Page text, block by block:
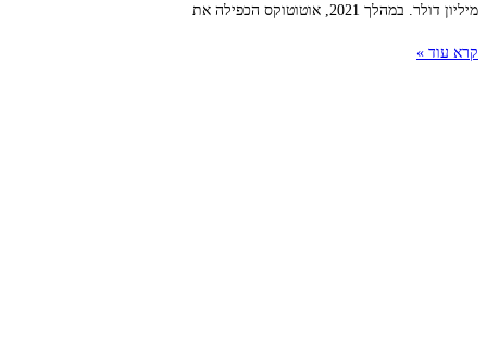
מיליון דולר. במהלך 2021, אוטוטוקס הכפילה את
קרא עוד »